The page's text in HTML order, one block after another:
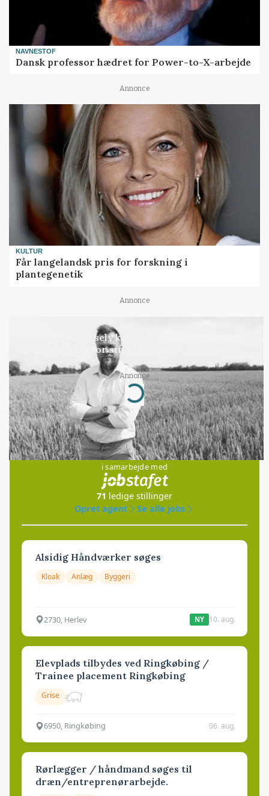
NAVNESTOF
Dansk professor hædret for Power-to-X-arbejde
Annonce
KULTUR
Får langelandsk pris for forskning i
plantegenetik
Annonce
Kun landbruget selv kan beslutte, om man vil
kæmpe juridisk for sin eksistens
Annonce
Loading...
Jobs
i samarbejde med
71 ledige stillinger
Opret agent
Se alle jobs
Alsidig Håndværker søges
Kloak Anlæg Byggeri
2730, Herlev NY 10. aug.
Elevplads tilbydes ved Ringkøbing /
Trainee placement Ringkøbing
Grise
6950, Ringkøbing 06. aug.
Rørlægger / håndmand søges til
dræn/entreprenørarbejde.